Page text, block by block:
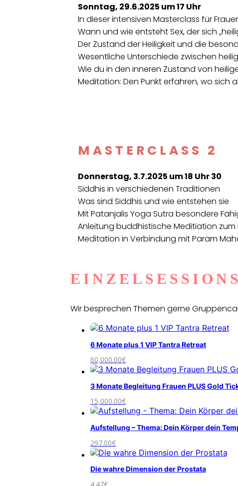
Sonntag, 29.6.2025 um 17 Uhr
In dieser intensiven Masterclass für
Wann und wie entsteht Sex, der sich
Der Zustand der Heiligkeit und die
Wesentliche Unterschiede zwischen
Wie du in den inneren Zustand von
Meditation: Den Punkt erfahren, wo sich
MASTERCLASS 2
Donnerstag, 3.7.2025 um 18 Uhr 30
Siddhis in verschiedenen Traditionen
Was sind Siddhis und wie entstehen sie
Mit Patanjalis Yoga Sutra besondere
Anleitung buddhistische Meditiation zum
Meditation in Verbindung mit Param
EINZELSESSIONS
Wir besprechen Themen gerne
6 Monate plus 1 VIP Tantra Retreat
60,000.00€
3 Monate Begleitung Frauen PLUS Gold
15,000.00€
Aufstellung – Thema: Dein Körper dein
297.00€
Die wahre Dimension der Prostata